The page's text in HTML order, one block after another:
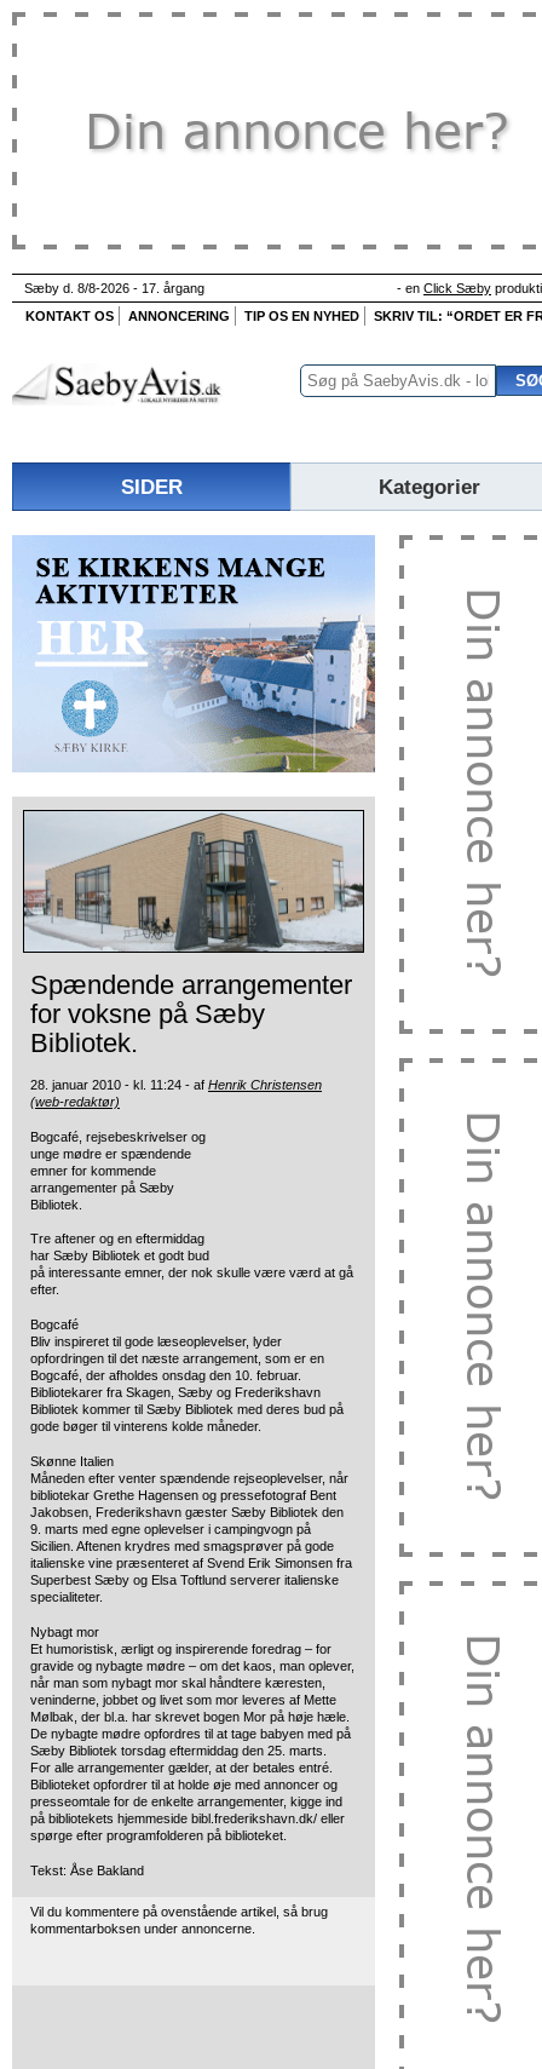
Sæby d. 8/8-2026 - 17. årgang - en Click Sæby
KONTAKT OS
ANNONCERING TIP OS EN NYHED SKRIV TIL: “ORDET ER
SIDER Kategorier
Spændende arrangementer
for voksne på Sæby
Bibliotek.
28. januar 2010 - kl. 11:24 - af Henrik Christensen
(web-redaktør)
Bogcafé, rejsebeskrivelser og
unge mødre er spændende
emner for kommende
arrangementer på Sæby
Bibliotek.
Tre aftener og en eftermiddag
har Sæby Bibliotek et godt bud
på interessante emner, der nok skulle være værd at gå
efter.
Bogcafé
Bliv inspireret til gode læseoplevelser, lyder
opfordringen til det næste arrangement, som er en
Bogcafé, der afholdes onsdag den 10. februar.
Bibliotekarer fra Skagen, Sæby og Frederikshavn
Bibliotek kommer til Sæby Bibliotek med deres bud på
gode bøger til vinterens kolde måneder.
Skønne Italien
Måneden efter venter spændende rejseoplevelser, når
bibliotekar Grethe Hagensen og pressefotograf Bent
Jakobsen, Frederikshavn gæster Sæby Bibliotek den
9. marts med egne oplevelser i campingvogn på
Sicilien. Aftenen krydres med smagsprøver på gode
italienske vine præsenteret af Svend Erik Simonsen fra
Superbest Sæby og Elsa Toftlund serverer italienske
specialiteter.
Nybagt mor
Et humoristisk, ærligt og inspirerende foredrag – for
gravide og nybagte mødre – om det kaos, man oplever,
når man som nybagt mor skal håndtere kæresten,
veninderne, jobbet og livet som mor leveres af Mette
Mølbak, der bl.a. har skrevet bogen Mor på høje hæle.
De nybagte mødre opfordres til at tage babyen med på
Sæby Bibliotek torsdag eftermiddag den 25. marts.
For alle arrangementer gælder, at der betales entré.
Biblioteket opfordrer til at holde øje med annoncer og
presseomtale for de enkelte arrangementer, kigge ind
på bibliotekets hjemmeside bibl.frederikshavn.dk/ eller
spørge efter programfolderen på biblioteket.
Tekst: Åse Bakland
Vil du kommentere på ovenstående artikel, så brug
kommentarboksen under annoncerne.